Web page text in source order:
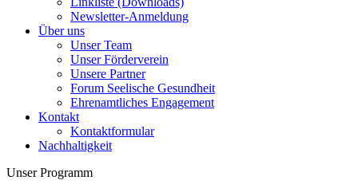
Newsletter-Anmeldung
Über uns
Unser Team
Unser Förderverein
Unsere Partner
Forum Seelische Gesundheit
Ehrenamtliches Engagement
Kontakt
Kontaktformular
Nachhaltigkeit
Unser Programm